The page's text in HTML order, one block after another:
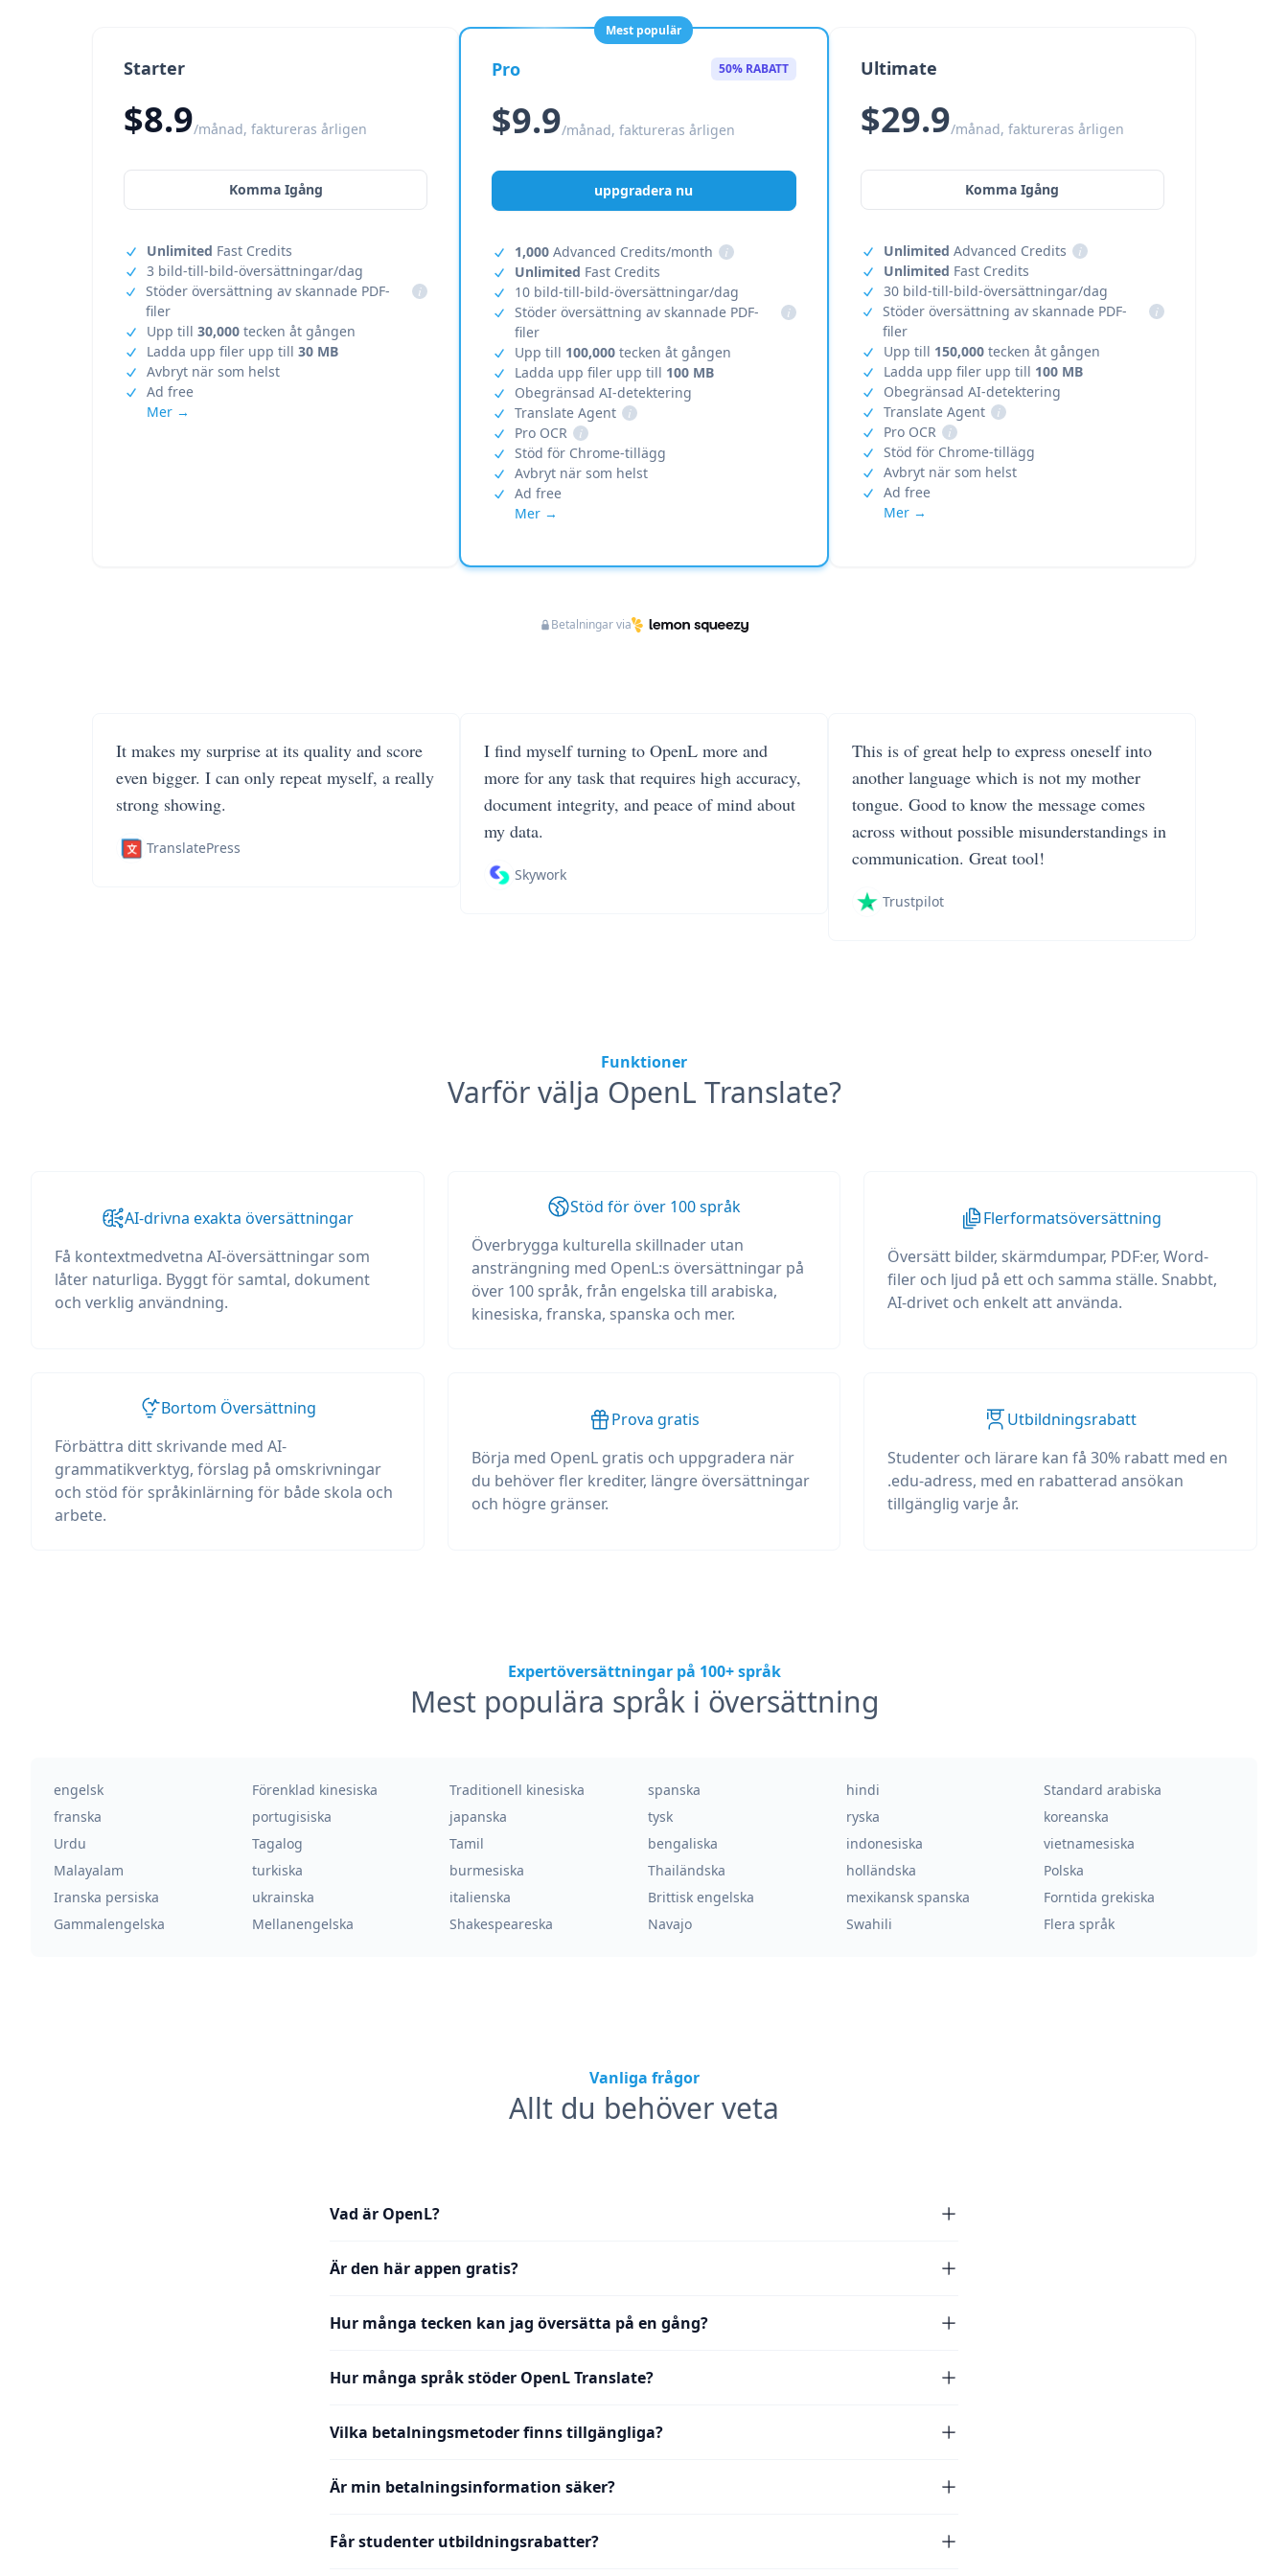
Starter
$8.9/månad, faktureras årligen
Komma Igång
Unlimited Fast Credits
3 bild-till-bild-översättningar/dag
Stöder översättning av skannade PDF-
filer
i
Upp till 30,000 tecken åt gången
Ladda upp filer upp till 30 MB
Avbryt när som helst
Ad free
Mer →
Mest populär
Pro 50% RABATT
$9.9/månad, faktureras årligen
uppgradera nu
1,000 Advanced Credits/month
i
Unlimited Fast Credits
10 bild-till-bild-översättningar/dag
Stöder översättning av skannade PDF-
filer
i
Upp till 100,000 tecken åt gången
Ladda upp filer upp till 100 MB
Obegränsad AI-detektering
Translate Agent
i
Pro OCR
i
Stöd för Chrome-tillägg
Avbryt när som helst
Ad free
Mer →
Ultimate
$29.9/månad, faktureras årligen
Komma Igång
Unlimited Advanced Credits
i
Unlimited Fast Credits
30 bild-till-bild-översättningar/dag
Stöder översättning av skannade PDF-
filer
i
Upp till 150,000tecken åt gången
Ladda upp filer upp till 100 MB
Obegränsad AI-detektering
Translate Agent
i
Pro OCR
i
Stöd för Chrome-tillägg
Avbryt när som helst
Ad free
Mer →
Betalningar via
It makes my surprise at its quality and score
even bigger. I can only repeat myself, a really
strong showing.
TranslatePress
I find myself turning to OpenL more and
more for any task that requires high accuracy,
document integrity, and peace of mind about
my data.
Skywork
This is of great help to express oneself into
another language which is not my mother
tongue. Good to know the message comes
across without possible misunderstandings in
communication. Great tool!
Trustpilot
Funktioner
Varför välja OpenL Translate?
AI-drivna exakta översättningar
Få kontextmedvetna AI-översättningar som
låter naturliga. Byggt för samtal, dokument
och verklig användning.
Stöd för över 100 språk
Överbrygga kulturella skillnader utan
ansträngning med OpenL:s översättningar på
över 100 språk, från engelska till arabiska,
kinesiska, franska, spanska och mer.
Flerformatsöversättning
Översätt bilder, skärmdumpar, PDF:er, Word-
filer och ljud på ett och samma ställe. Snabbt,
AI-drivet och enkelt att använda.
Bortom Översättning
Förbättra ditt skrivande med AI-
grammatikverktyg, förslag på omskrivningar
och stöd för språkinlärning för både skola och
arbete.
Prova gratis
Börja med OpenL gratis och uppgradera när
du behöver fler krediter, längre översättningar
och högre gränser.
Utbildningsrabatt
Studenter och lärare kan få 30% rabatt med en
.edu-adress, med en rabatterad ansökan
tillgänglig varje år.
Expertöversättningar på 100+ språk
Mest populära språk i översättning
engelsk Förenklad kinesiska Traditionell kinesiska spanska hindi
Standard arabiska
franska
portugisiska japanska tysk ryska
koreanska
Urdu
Tagalog Tamil bengaliska indonesiska
vietnamesiska
Malayalam
turkiska burmesiska Thailändska holländska
Polska
Iranska persiska
ukrainska italienska Brittisk engelska mexikansk spanska
Forntida grekiska
Gammalengelska
Mellanengelska Shakespeareska Navajo Swahili Flera språk
Vanliga frågor
Allt du behöver veta
Vad är OpenL?
Är den här appen gratis?
Hur många tecken kan jag översätta på en gång?
Hur många språk stöder OpenL Translate?
Vilka betalningsmetoder finns tillgängliga?
Är min betalningsinformation säker?
Får studenter utbildningsrabatter?